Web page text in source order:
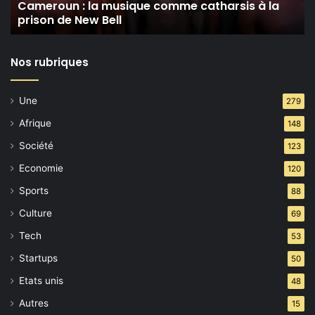
de
New
Bell
Cameroun : la musique comme catharsis à la
prison de New Bell
Nos rubriques
Une 279
Afrique 148
Société 123
Economie 120
Sports 88
Culture 69
Tech 53
Startups 50
Etats unis 48
Autres 15